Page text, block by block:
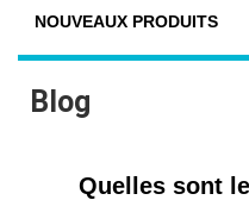
NOUVEAUX PRODUITS
Blog
Quelles sont